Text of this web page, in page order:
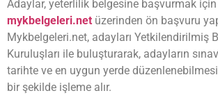
Adaylar, yeterlilik belgesine başvurmak
mykbelgeleri.net üzerinden ön başvuru
Mykbelgeleri.net, adayları Yetkilendirilmiş
Kuruluşları ile buluşturarak, adayların
tarihte ve en uygun yerde düzenlenebilmesi
bir şekilde işleme alır.